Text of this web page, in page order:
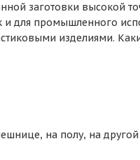
заготовки высокой
и для промышленного
изделиями.
на полу, на